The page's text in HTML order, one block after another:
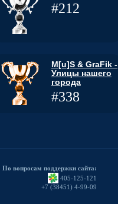
#212
M[u]S & GraFik -
Улицы нашего
города
#338
По вопросам поддержки сайта:
405-125-121
+7 (38451) 4-99-09